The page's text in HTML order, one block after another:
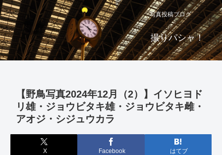
写真投稿ブログ
撮りパシャ！
【野鳥写真2024年12月（2）】イソヒヨド
リ雄・ジョウビタキ雄・ジョウビタキ雌・
アオジ・シジュウカラ
X Facebook はてブ